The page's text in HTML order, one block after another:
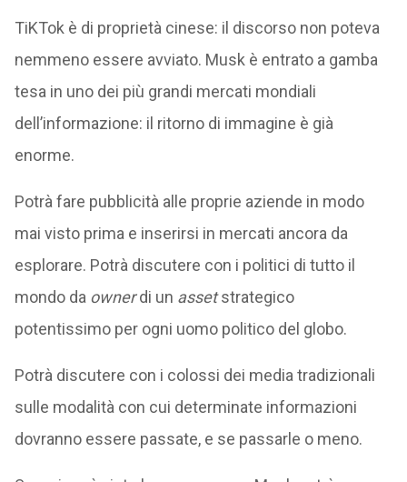
TiKTok è di proprietà cinese: il discorso non poteva
nemmeno essere avviato. Musk è entrato a gamba
tesa in uno dei più grandi mercati mondiali
dell’informazione: il ritorno di immagine è già
enorme.
Potrà fare pubblicità alle proprie aziende in modo
mai visto prima e inserirsi in mercati ancora da
esplorare. Potrà discutere con i politici di tutto il
mondo da ownerdi un assetstrategico
potentissimo per ogni uomo politico del globo.
Potrà discutere con i colossi dei media tradizionali
sulle modalità con cui determinate informazioni
dovranno essere passate, e se passarle o meno.